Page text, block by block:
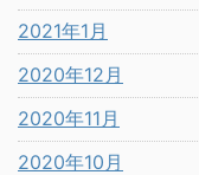
2021年1月
2020年12月
2020年11月
2020年10月